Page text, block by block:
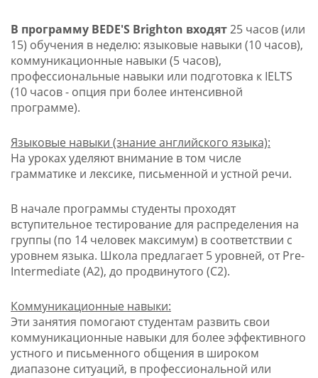
В программу BEDE'S Brighton входят25 часов (или
15) обучения в неделю: языковые навыки (10 часов),
коммуникационные навыки (5 часов),
профессиональные навыки или подготовка к IELTS
(10 часов - опция при более интенсивной
программе).
Языковые навыки (знание английского языка):
На уроках уделяют внимание в том числе
грамматике и лексике, письменной и устной речи.
В начале программы студенты проходят
вступительное тестирование для распределения на
группы (по 14 человек максимум) в соответствии с
уровнем языка. Школа предлагает 5 уровней, от Pre-
Intermediate (A2), до продвинутого (C2).
Коммуникационные навыки:
Эти занятия помогают студентам развить свои
коммуникационные навыки для более эффективного
устного и письменного общения в широком
диапазоне ситуаций, в профессиональной или